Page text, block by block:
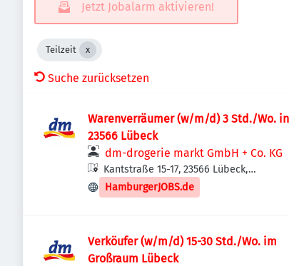
Jetzt Jobalarm aktivieren!
Teilzeit
Suche zurücksetzen
Warenverräumer (w/m/d) 3 Std./Wo. in
23566 Lübeck
dm-drogerie markt GmbH + Co. KG
Kantstraße 15-17, 23566 Lübeck,
Deutschland
HamburgerJOBS.de
Verköufer (w/m/d) 15-30 Std./Wo. im
Großraum Lübeck